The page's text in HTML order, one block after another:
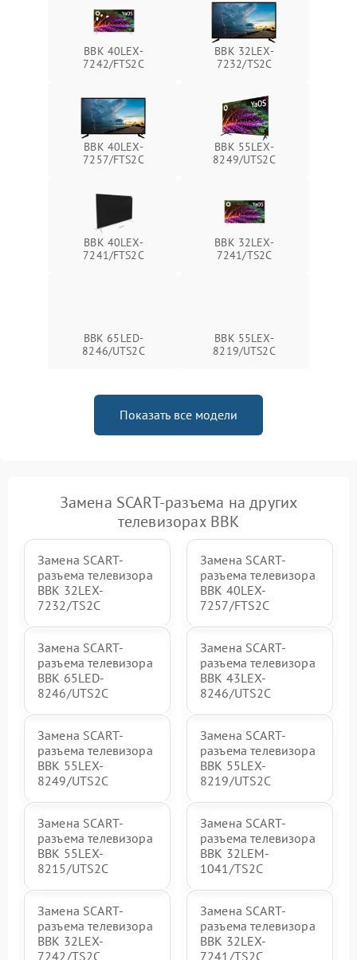
BBK 40LEX-
7242/FTS2C
BBK 32LEX-
7232/TS2C
BBK 40LEX-
7257/FTS2C
BBK 55LEX-
8249/UTS2C
BBK 40LEX-
7241/FTS2C
BBK 32LEX-
7241/TS2C
BBK 65LED-
8246/UTS2C
BBK 55LEX-
8219/UTS2C
Показать все модели
Замена SCART-разъема на других
телевизорах BBK
Замена SCART-
разъема телевизора
BBK 32LEX-
7232/TS2C
Замена SCART-
разъема телевизора
BBK 40LEX-
7257/FTS2C
Замена SCART-
разъема телевизора
BBK 65LED-
8246/UTS2C
Замена SCART-
разъема телевизора
BBK 43LEX-
8246/UTS2C
Замена SCART-
разъема телевизора
BBK 55LEX-
8249/UTS2C
Замена SCART-
разъема телевизора
BBK 55LEX-
8219/UTS2C
Замена SCART-
разъема телевизора
BBK 55LEX-
8215/UTS2C
Замена SCART-
разъема телевизора
BBK 32LEM-
1041/TS2C
Замена SCART-
разъема телевизора
BBK 32LEX-
7242/TS2C
Замена SCART-
разъема телевизора
BBK 32LEX-
7241/TS2C